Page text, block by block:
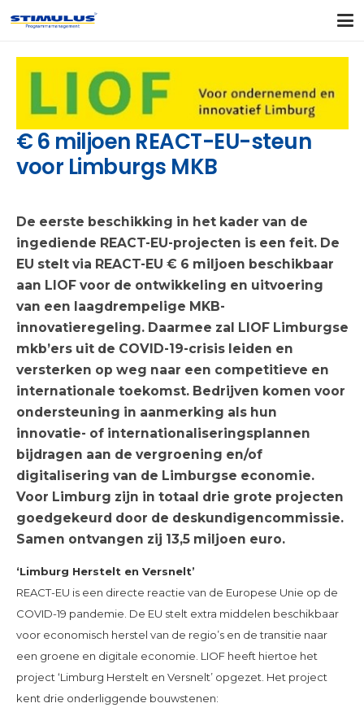
€ 6 miljoen REACT-EU-steun
voor Limburgs MKB
De eerste beschikking in het kader van de
ingediende REACT-EU-projecten is een feit. De
EU stelt via REACT-EU € 6 miljoen beschikbaar
aan LIOF voor de ontwikkeling en uitvoering
van een laagdrempelige MKB-
innovatieregeling. Daarmee zal LIOF Limburgse
mkb’ers uit de COVID-19-crisis leiden en
versterken op weg naar een competitieve en
internationale toekomst. Bedrijven komen voor
ondersteuning in aanmerking als hun
innovatie- of internationaliseringsplannen
bijdragen aan de vergroening en/of
digitalisering van de Limburgse economie.
Voor Limburg zijn in totaal drie grote projecten
goedgekeurd door de deskundigencommissie.
Samen ontvangen zij 13,5 miljoen euro.
‘Limburg Herstelt en Versnelt’
REACT-EU is een directe reactie van de Europese Unie op de
COVID-19 pandemie. De EU stelt extra middelen beschikbaar
voor economisch herstel van de regio’s en de transitie naar
een groene en digitale economie. LIOF heeft hiertoe het
project ‘Limburg Herstelt en Versnelt’ opgezet. Het project
kent drie onderliggende bouwstenen: